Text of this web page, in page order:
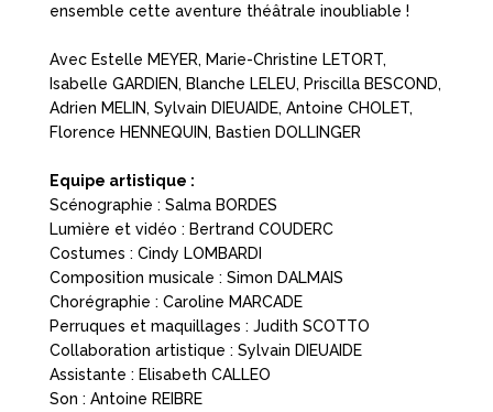
ensemble cette aventure théâtrale inoubliable !
Avec Estelle MEYER, Marie-Christine LETORT,
Isabelle GARDIEN, Blanche LELEU, Priscilla BESCOND,
Adrien MELIN, Sylvain DIEUAIDE, Antoine CHOLET,
Florence HENNEQUIN, Bastien DOLLINGER
Equipe artistique :
Scénographie : Salma BORDES
Lumière et vidéo : Bertrand COUDERC
Costumes : Cindy LOMBARDI
Composition musicale : Simon DALMAIS
Chorégraphie : Caroline MARCADE
Perruques et maquillages : Judith SCOTTO
Collaboration artistique : Sylvain DIEUAIDE
Assistante : Elisabeth CALLEO
Son : Antoine REIBRE